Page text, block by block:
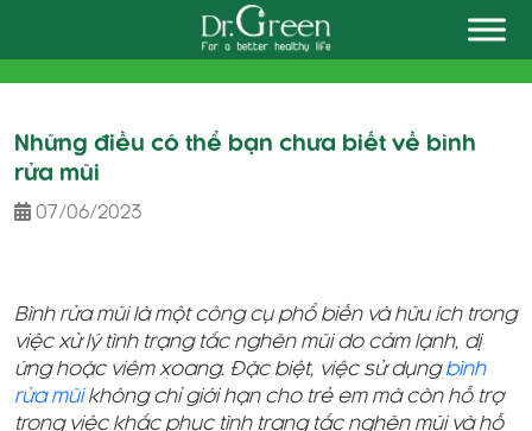
Những điều có thể bạn chưa biết về bình
rửa mũi
07/06/2023
Bình rửa mũi là một công cụ phổ biến và hữu ích trong
việc xử lý tình trạng tắc nghẽn mũi do cảm lạnh, dị
ứng hoặc viêm xoang. Đặc biệt, việc sử dụngbình
rửa mũikhông chỉ giới hạn cho trẻ em mà còn hỗ trợ
trong việc khắc phục tình trạng tắc nghẽn mũi và hỗ